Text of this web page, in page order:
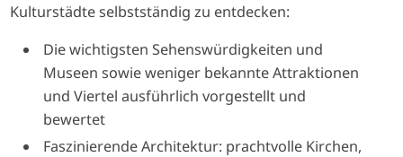
Kulturstädte selbstständig zu entdecken:
Die wichtigsten Sehenswürdigkeiten und
Museen sowie weniger bekannte Attraktionen
und Viertel ausführlich vorgestellt und
bewertet
Faszinierende Architektur: prachtvolle Kirchen,